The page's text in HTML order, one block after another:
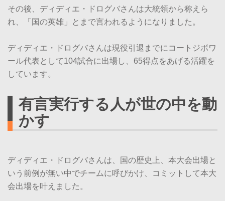
その後、ディディエ・ドログバさんは大統領から称えら
れ、「国の英雄」とまで言われるようになりました。
ディディエ・ドログバさんは現役引退までにコートジボワ
ール代表として104試合に出場し、65得点をあげる活躍を
しています。
有言実行する人が世の中を動
かす
ディディエ・ドログバさんは、国の歴史上、本大会出場と
いう前例が無い中でチームに呼びかけ、コミットして本大
会出場を叶えました。